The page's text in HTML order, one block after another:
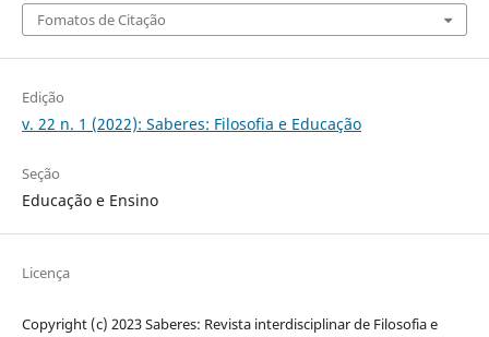
Fomatos de Citação
Edição
v. 22 n. 1 (2022): Saberes: Filosofia e Educação
Seção
Educação e Ensino
Licença
Copyright (c) 2023 Saberes: Revista interdisciplinar de Filosofia e